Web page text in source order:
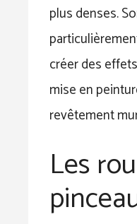
plus denses.
créer des
mise en
revêtement
Les